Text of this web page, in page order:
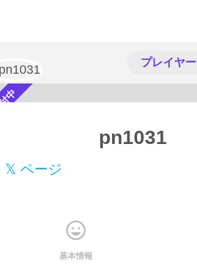
プレイヤー
中 pn1031
𝕏 ページ
基本情報